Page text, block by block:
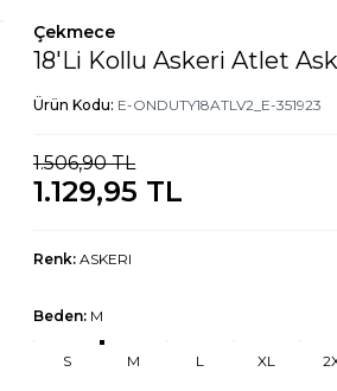
Çekmece
18'Li Kollu Askeri Atlet
Ürün Kodu: E-ONDUTY18ATLV2_E-351923
1.506,90TL
1.129,95 TL
Renk: ASKERI
Beden: M
S M L XL